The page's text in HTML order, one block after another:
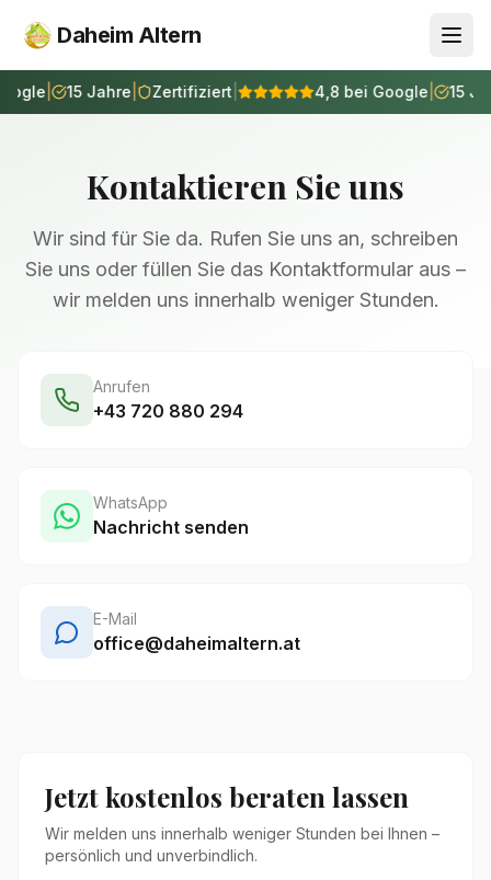
Daheim Altern
| 15 Jahre| Zertifiziert| 4,8 bei Google| 15
Kontaktieren Sie uns
Wir sind für Sie da. Rufen Sie uns an, schreiben
Sie uns oder füllen Sie das Kontaktformular aus –
wir melden uns innerhalb weniger Stunden.
Anrufen
+43 720 880 294
WhatsApp
Nachricht senden
E-Mail
office@daheimaltern.at
Jetzt kostenlos beraten lassen
Wir melden uns innerhalb weniger Stunden bei Ihnen –
persönlich und unverbindlich.